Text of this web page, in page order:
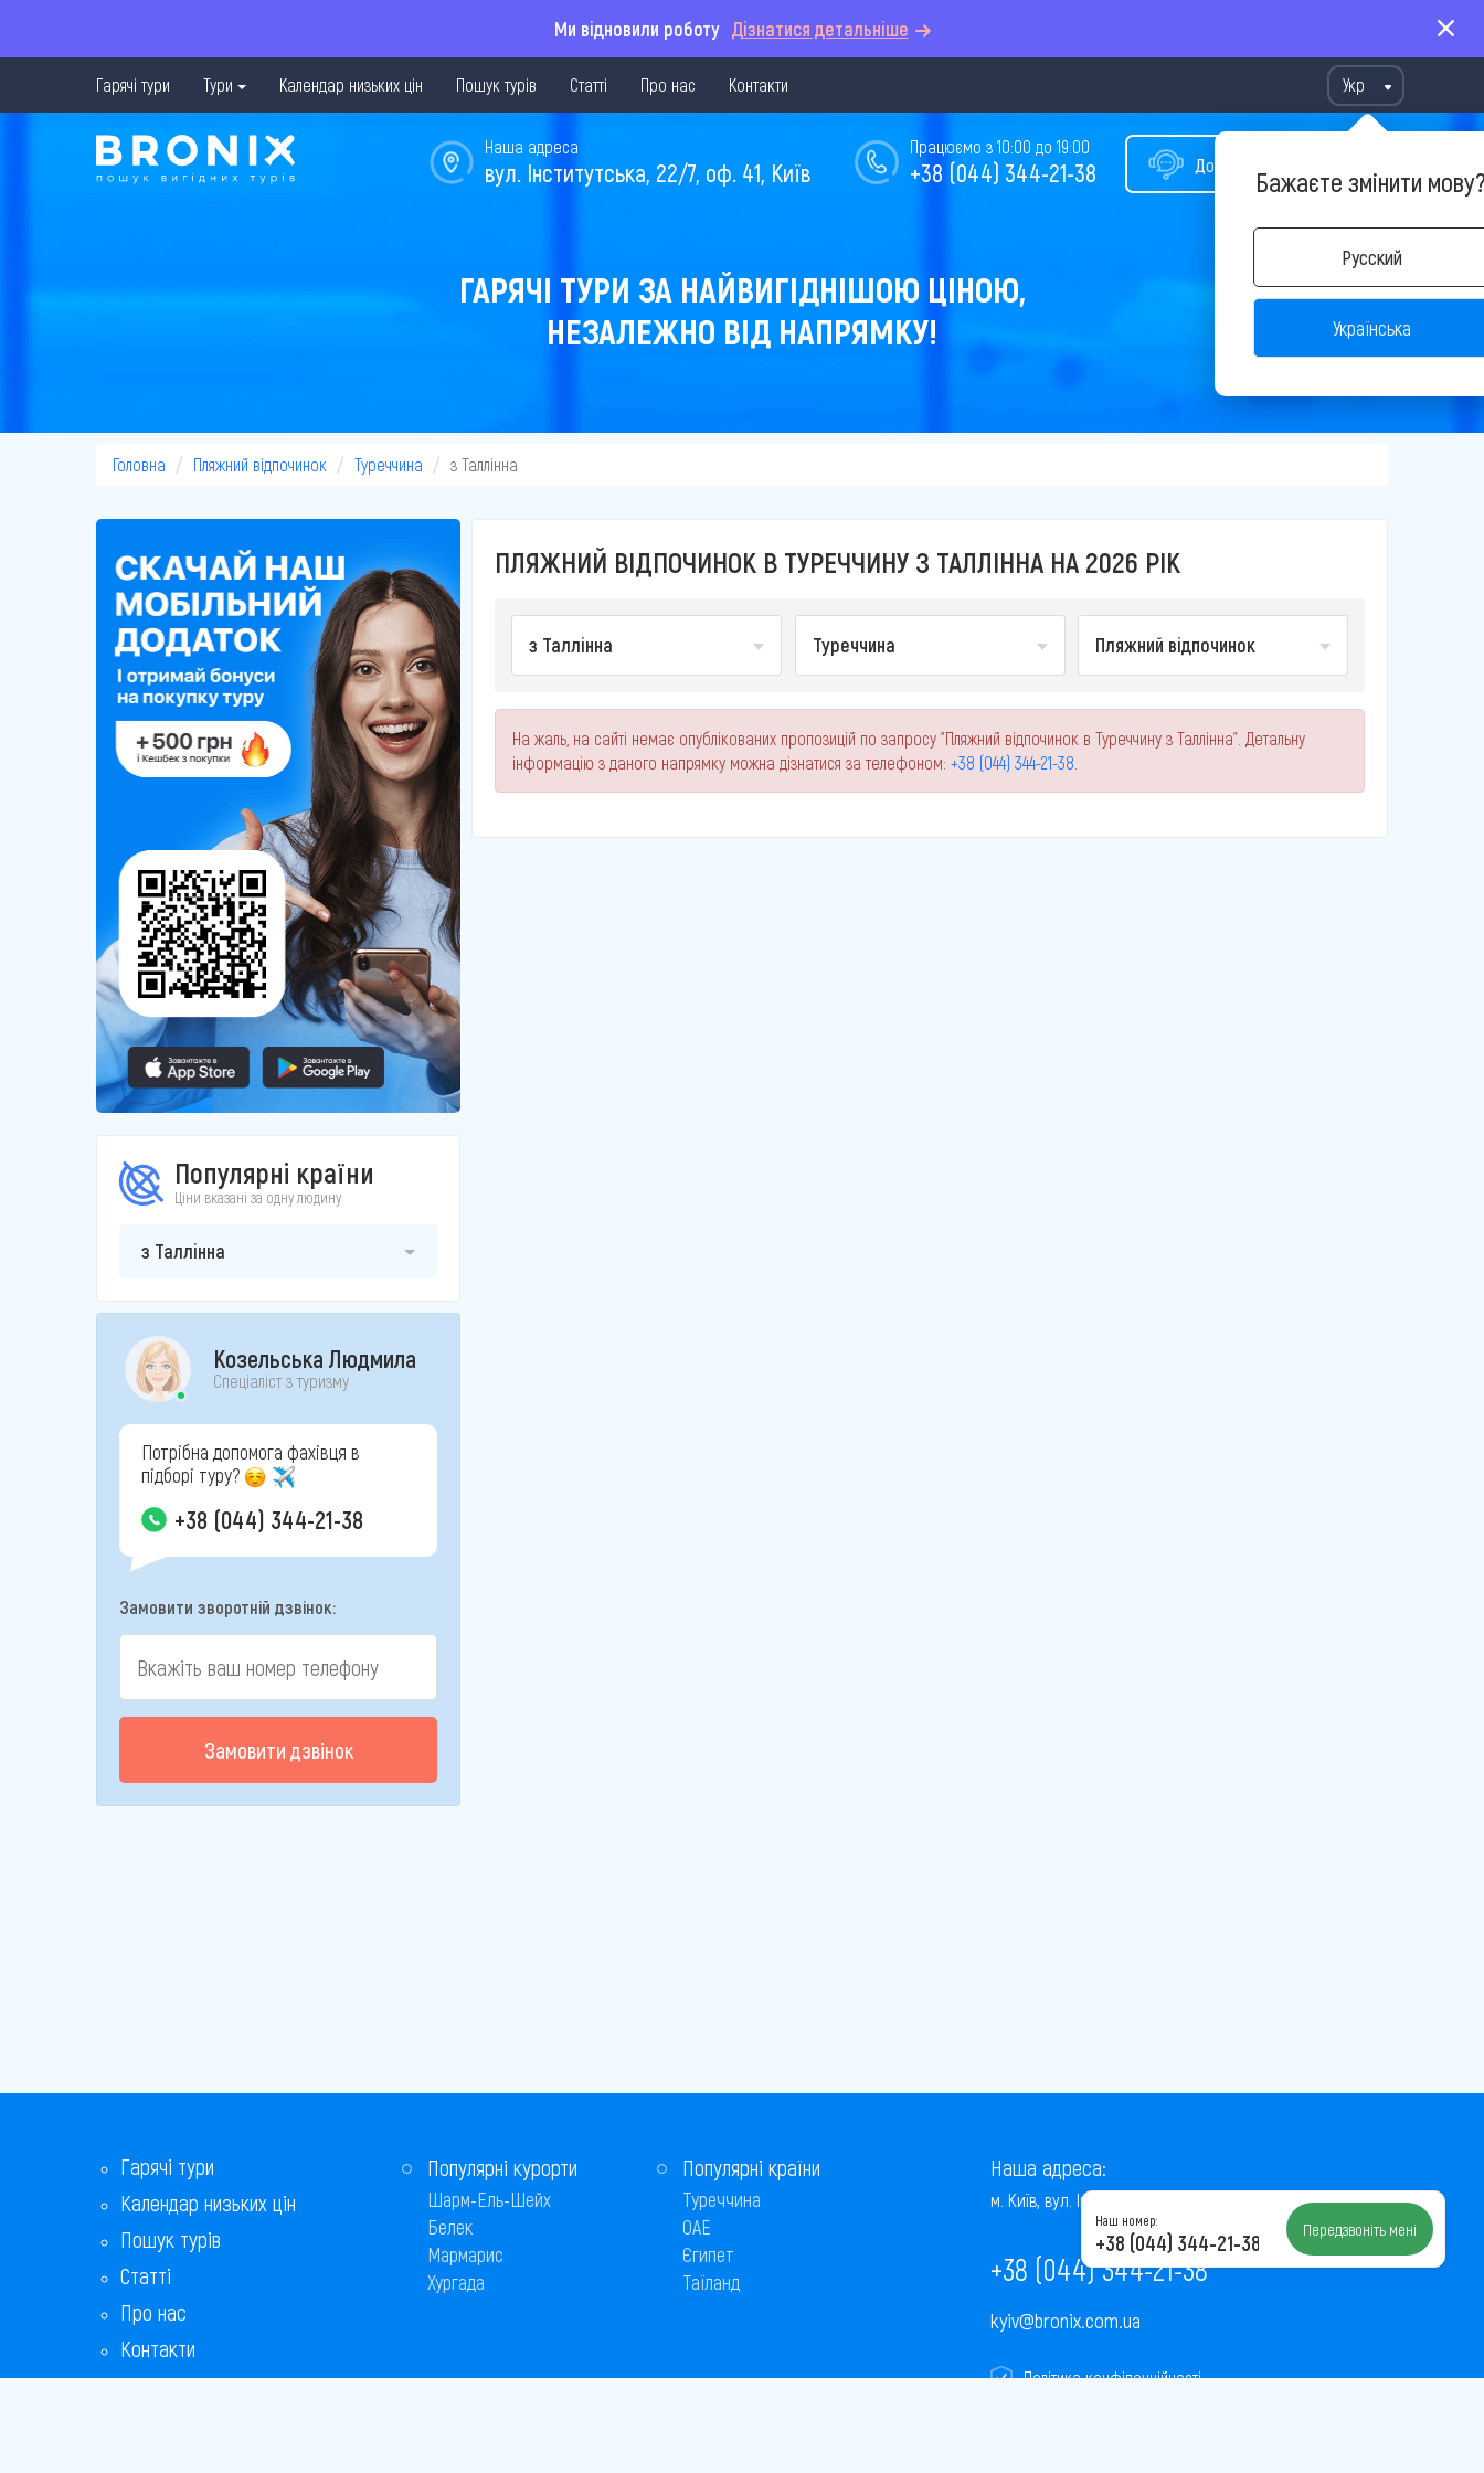
Ми відновили роботу Дізнатися детальніше
Гарячі тури Тури Календар низьких цін Пошук турів Статті Про нас Контакти Укр
Бажаєте змінити
Русский
Українська
Допомога у виборі туру
Працюємо з 10:00 до 19:00
+38 (044) 344-21-38
Наша адреса
вул. Інститутська, 22/7, оф. 41, Київ
ГАРЯЧІ ТУРИ ЗА НАЙВИГІДНІШОЮ ЦІНОЮ,
НЕЗАЛЕЖНО ВІД НАПРЯМКУ!
Головна Пляжний відпочинок Туреччина з Таллінна
Популярні країни
Ціни вказані за одну людину
з Таллінна
Козельська Людмила
Спеціаліст з туризму
Потрібна допомога фахівця в
підборі туру?
+38 (044) 344-21-38
Замовити зворотній дзвінок:
Замовити дзвінок
ПЛЯЖНИЙ ВІДПОЧИНОК В ТУРЕЧЧИНУ З ТАЛЛІННА НА 2026 РІК
з Таллінна Туреччина Пляжний відпочинок
На жаль, на сайті немає опублікованих пропозицій по запросу "Пляжний відпочинок в Туреччину з Таллінна". Детальну
інформацію з даного напрямку можна дізнатися за телефоном: +38 (044) 344-21-38
Гарячі тури
Календар низьких цін
Пошук турів
Статті
Про нас
Контакти
Бонусна програма
Популярні курорти
Шарм-Ель-Шейх
Белек
Мармарис
Хургада
Популярні країни
Туреччина
ОАЕ
Єгипет
Таїланд
Наша адреса:
м. Київ, вул. Інститутська, 22/7, оф. 41
+38 (044) 344-21-38
kyiv@bronix.com.ua
Політика конфіденційності
Наш номер:
+38 (044) 344-21-38 Передзвоніть мені